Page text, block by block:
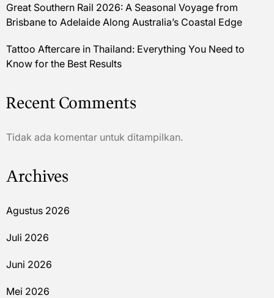
Great Southern Rail 2026: A Seasonal Voyage from
Brisbane to Adelaide Along Australia’s Coastal Edge
Tattoo Aftercare in Thailand: Everything You Need to
Know for the Best Results
Recent Comments
Tidak ada komentar untuk ditampilkan.
Archives
Agustus 2026
Juli 2026
Juni 2026
Mei 2026